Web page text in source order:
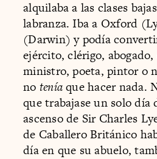
alquilaba a las clases
labranza. Iba a Oxford
(Darwin) y podía
ejército, clérigo,
ministro, poeta, pintor o
no teníaque hacer nada.
que trabajase un solo día
ascenso de Sir Charles
de Caballero Británico
día en que su abuelo,